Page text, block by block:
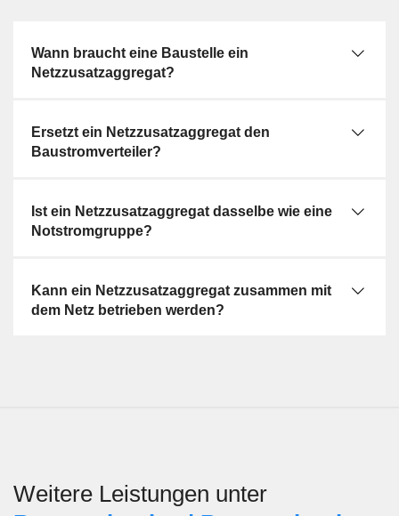
Wann braucht eine Baustelle ein
Netzzusatzaggregat?
Ersetzt ein Netzzusatzaggregat den
Baustromverteiler?
Ist ein Netzzusatzaggregat dasselbe wie eine
Notstromgruppe?
Kann ein Netzzusatzaggregat zusammen mit
dem Netz betrieben werden?
Weitere Leistungen unter